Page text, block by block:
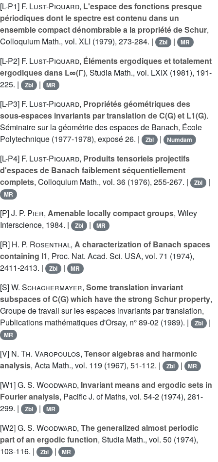
[L-P1] F. Lust-Piquard, L'espace des fonctions presque
périodiques dont le spectre est contenu dans un
ensemble compact dénombrable a la propriété de Schur,
Colloquium Math., vol. XLI (1979), 273-284. |
Zbl | MR
[L-P2] F. Lust-Piquard, Éléments ergodiques et totalement
ergodiques dans L∞(Γ), Studia Math., vol. LXIX (1981), 191-
225. |
Zbl | MR
[L-P3] F. Lust-Piquard, Propriétés géométriques des
sous-espaces invariants par translation de C(G) et L1(G).
Séminaire sur la géométrie des espaces de Banach, École
Polytechnique (1977-1978), exposé 26. |
Zbl | Numdam
[L-P4] F. Lust-Piquard, Produits tensoriels projectifs
d'espaces de Banach faiblement séquentiellement
complets, Colloquium Math., vol. 36 (1976), 255-267. | Zbl |
MR
[P]J. P. Pier, Amenable locally compact groups, Wiley
Interscience, 1984. |
Zbl | MR
[R] H. P. Rosenthal, A characterization of Banach spaces
containing l1, Proc. Nat. Acad. Sci. USA, vol. 71 (1974),
2411-2413. |
Zbl | MR
[S]W. Schachermayer, Some translation invariant
subspaces of C(G) which have the strong Schur property,
Groupe de travail sur les espaces invariants par translation,
Publications mathématiques d'Orsay, n° 89-02 (1989). |
Zbl |
MR
[V] N. Th. Varopoulos, Tensor algebras and harmonic
analysis, Acta Math., vol. 119 (1967), 51-112. | Zbl | MR
[W1]G. S. Woodward, Invariant means and ergodic sets in
Fourier analysis, Pacific J. of Maths, vol. 54-2 (1974), 281-
299. |
Zbl | MR
[W2]G. S. Woodward, The generalized almost periodic
part of an ergodic function, Studia Math., vol. 50 (1974),
103-116. |
Zbl | MR